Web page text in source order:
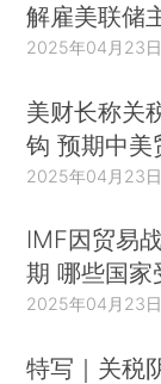
解雇美联储
2025年04月23日
美财长称关
钩 预期中美
2025年04月23日
IMF因贸易
期 哪些国家
2025年04月23日
特写｜关税